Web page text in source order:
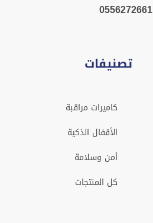
0556272661
تصنيفات
كاميرات مراقبة
الأقفال الذكية
أمن وسلامة
كل المنتجات